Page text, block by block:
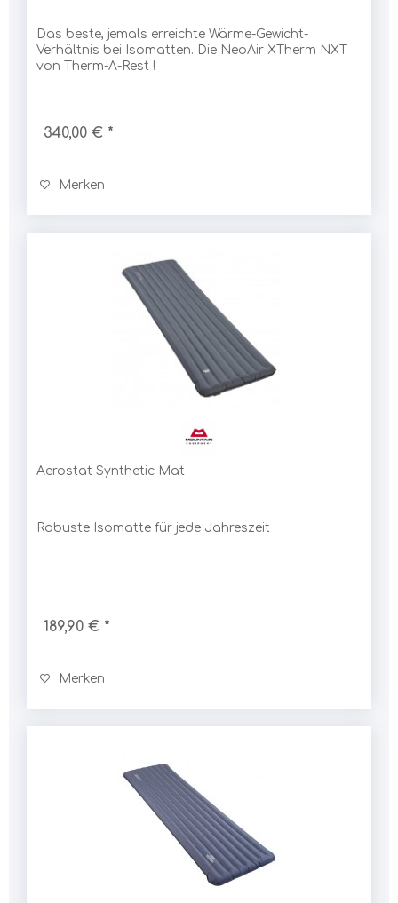
Das beste, jemals erreichte Wärme-Gewicht-
Verhältnis bei Isomatten. Die NeoAir XTherm NXT
von Therm-A-Rest !
340,00 € *
Merken
Aerostat Synthetic Mat
Robuste Isomatte für jede Jahreszeit
189,90 € *
Merken